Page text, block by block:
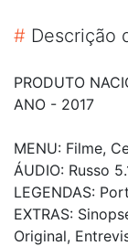
# Descrição
PRODUTO
ANO - 2017
MENU: Filme,
ÁUDIO: Russo
LEGENDAS:
EXTRAS:
Original,